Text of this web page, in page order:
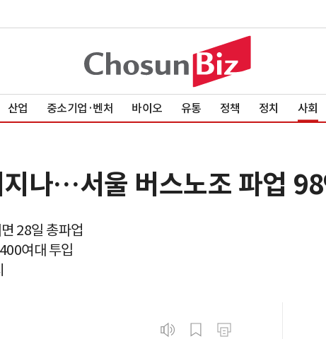
산업 중소기업·벤처 바이오 유통 정책 정치 사회
나…서울 버스노조 파업
28일 총파업
여대 투입